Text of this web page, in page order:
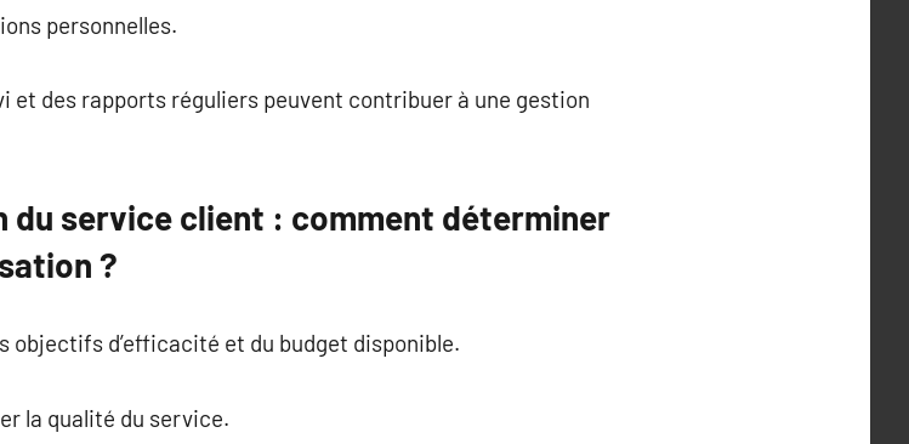
personnelles.
et des rapports réguliers peuvent contribuer à une gestion
du service client : comment déterminer
?
objectifs d’efficacité et du budget disponible.
la qualité du service.